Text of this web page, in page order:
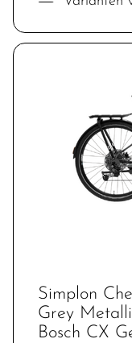
Simplon
Grey
Bosch CX